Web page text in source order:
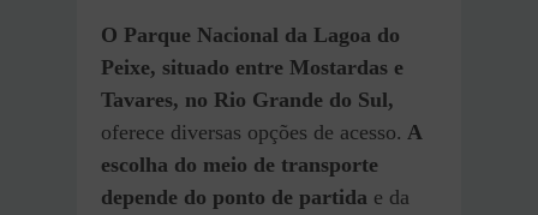
O Parque Nacional da Lagoa do
Peixe, situado entre Mostardas e
Tavares, no Rio Grande do Sul,
oferece diversas opções de acesso. A
escolha do meio de transporte
depende do ponto de partida e da